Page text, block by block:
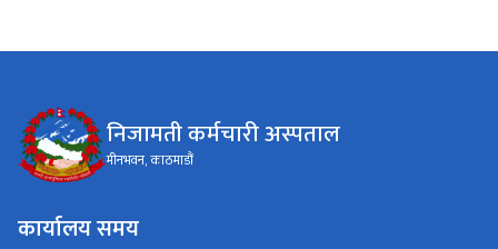
निजामती कर्मचारी अस्पताल
मीनभवन, काठमाडौं
कार्यालय समय